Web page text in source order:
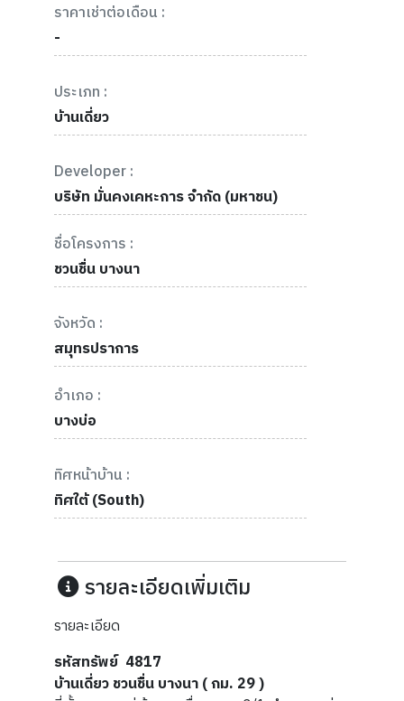
ราคาเช่าต่อเดือน :
-
ประเภท :
บ้านเดี่ยว
Developer :
บริษัท มั่นคงเคหะการ จำกัด (มหาชน)
ชื่อโครงการ :
ชวนชื่น บางนา
จังหวัด :
สมุทรปราการ
อำเภอ :
บางบ่อ
ทิศหน้าบ้าน :
ทิศใต้ (South)
รายละเอียดเพิ่มเติม
รายละเอียด
รหัสทรัพย์ 4817
บ้านเดี่ยว ชวนชื่น บางนา ( กม. 29 )